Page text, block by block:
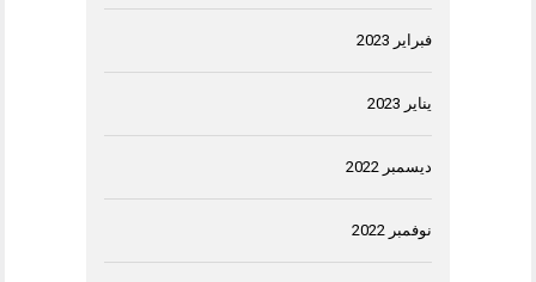
فبراير 2023
يناير 2023
ديسمبر 2022
نوفمبر 2022